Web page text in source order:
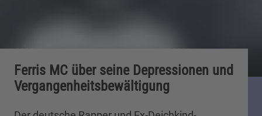
Ferris MC über seine Depressionen und
Vergangenheitsbewältigung